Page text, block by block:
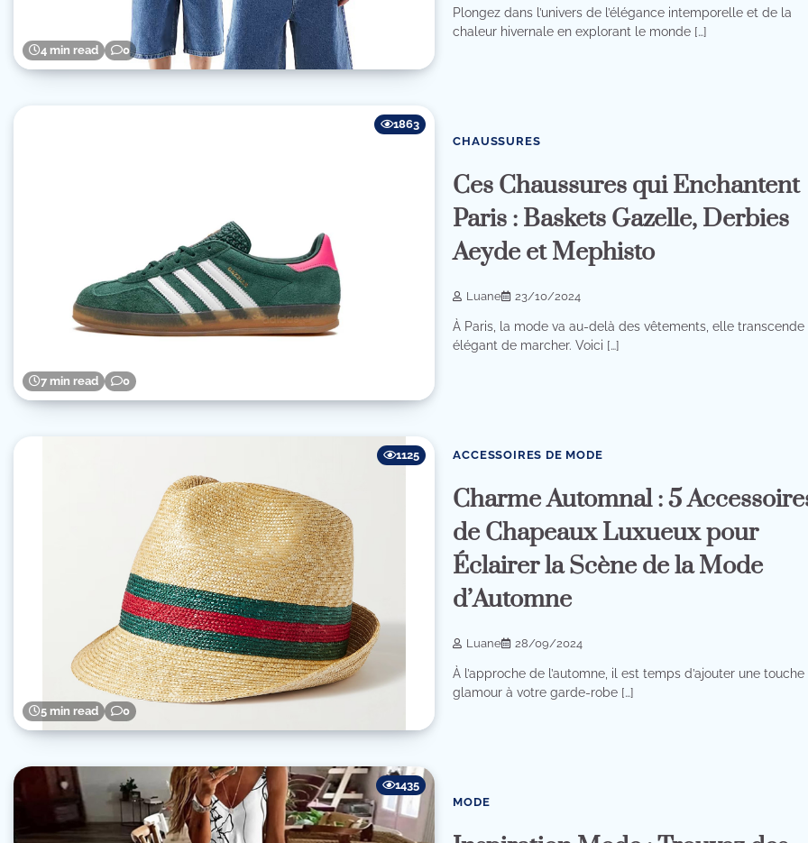
4 min read 0
Plongez dans l’univers de l’élégance intemporelle et de la
chaleur hivernale en explorant le monde […]
7 min read 0
1863
CHAUSSURES
Ces Chaussures qui Enchantent
Paris : Baskets Gazelle, Derbies
Aeyde et Mephisto
Luane 23/10/2024
À Paris, la mode va au-delà des vêtements, elle transcende
élégant de marcher. Voici […]
5 min read 0
1125 ACCESSOIRES DE MODE
Charme Automnal : 5
de Chapeaux Luxueux pour
Éclairer la Scène de la Mode
d’Automne
Luane 28/09/2024
À l’approche de l’automne, il est temps d’ajouter une
glamour à votre garde-robe […]
1435
MODE